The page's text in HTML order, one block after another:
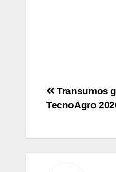
Post
Transumos
TecnoAgro